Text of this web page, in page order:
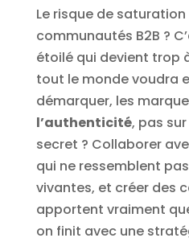
Le risque de
communautés B2B ?
étoilé qui devient trop
tout le monde voudra
démarquer, les
l’authenticité, pas
secret ? Collaborer
qui ne ressemblent
vivantes, et créer des
apportent vraiment
on finit avec une